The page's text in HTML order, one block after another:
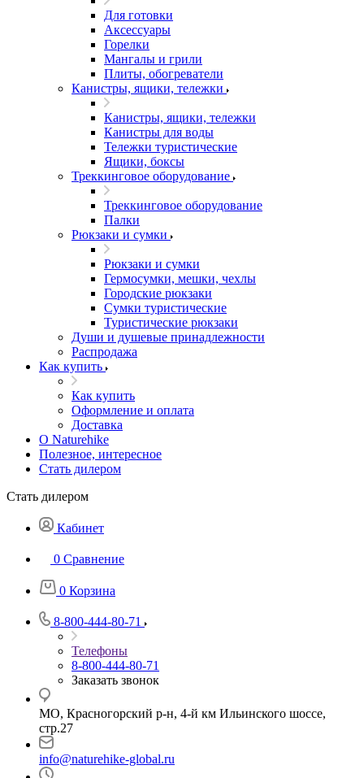
Для готовки
Аксессуары
Горелки
Мангалы и грили
Плиты, обогреватели
Канистры, ящики, тележки
Канистры, ящики, тележки
Канистры для воды
Тележки туристические
Ящики, боксы
Треккинговое оборудование
Треккинговое оборудование
Палки
Рюкзаки и сумки
Рюкзаки и сумки
Гермосумки, мешки, чехлы
Городские рюкзаки
Сумки туристические
Туристические рюкзаки
Души и душевые принадлежности
Распродажа
Как купить
Как купить
Оформление и оплата
Доставка
О Naturehike
Полезное, интересное
Стать дилером
Стать дилером
Кабинет
0 Сравнение
0 Корзина
8-800-444-80-71
Телефоны
8-800-444-80-71
Заказать звонок
МО, Красногорский р-н, 4-й км Ильинского шоссе,
стр.27
info@naturehike-global.ru